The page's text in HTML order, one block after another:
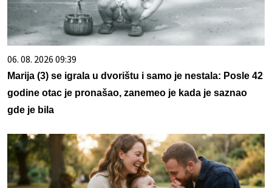
06. 08. 2026 09:39
Marija (3) se igrala u dvorištu i samo je nestala: Posle 42
godine otac je pronašao, zanemeo je kada je saznao
gde je bila